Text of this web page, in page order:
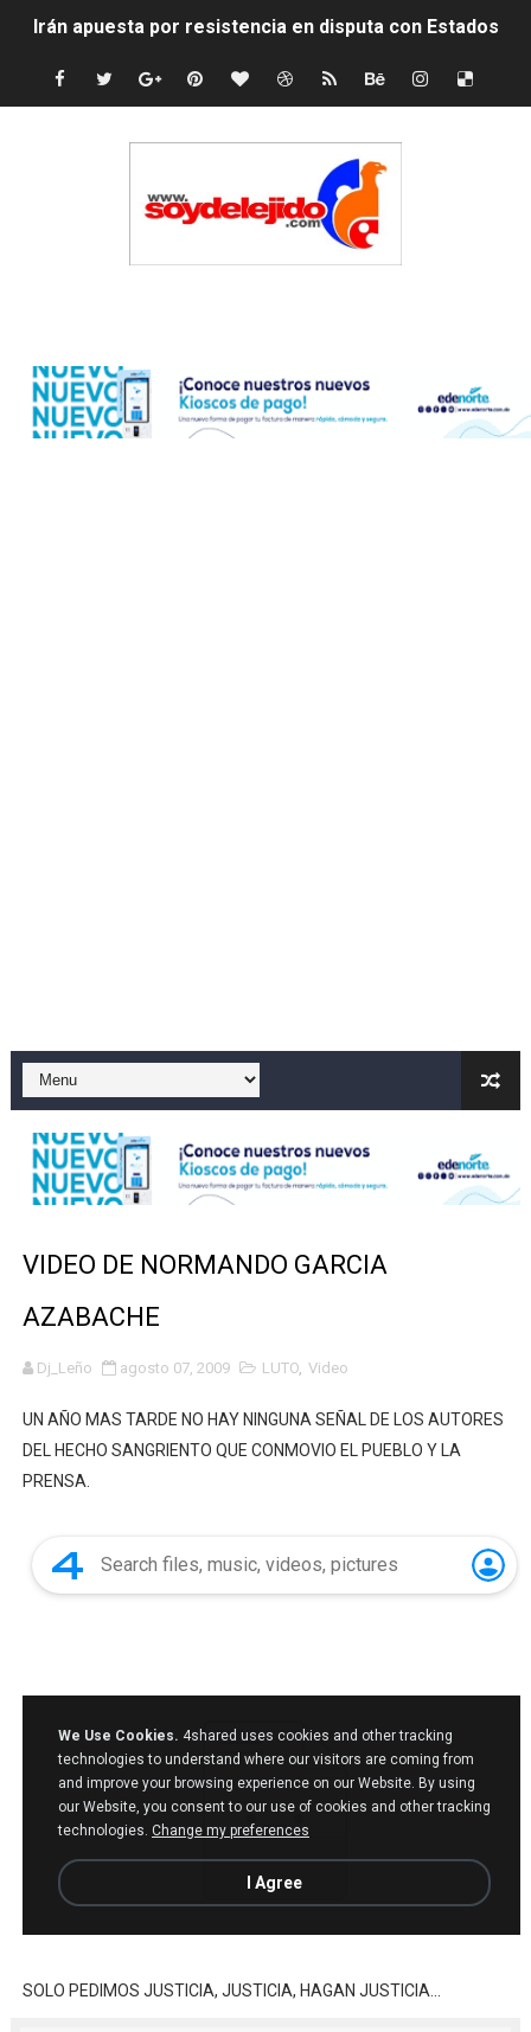
Irán apuesta por resistencia en disputa con Estados
Dominicana demanda Yankees por 10 millones de
Un derrumbe en el centro de Cuba deja dos personas
Condenan a dos 'streamers' franceses por torturar
Tasa del dólar jueves 06 de agosto de 2026
Operativo en Barahona: desmantelan fábrica de
Autoridades indagan muerte de mujer en La Zurza,
Accidente en Verón deja un motorista fallecido y otra
Discusión familiar termina en muerte de un joven en
Coraasan construye parque solar de un megavatio
VIDEO DE NORMANDO GARCIA
AZABACHE
Dj_Leño agosto 07, 2009 LUTO, Video
UN AÑO MAS TARDE NO HAY NINGUNA SEÑAL DE LOS AUTORES
DEL HECHO SANGRIENTO QUE CONMOVIO EL PUEBLO Y LA
PRENSA.
SOLO PEDIMOS JUSTICIA, JUSTICIA, HAGAN JUSTICIA...